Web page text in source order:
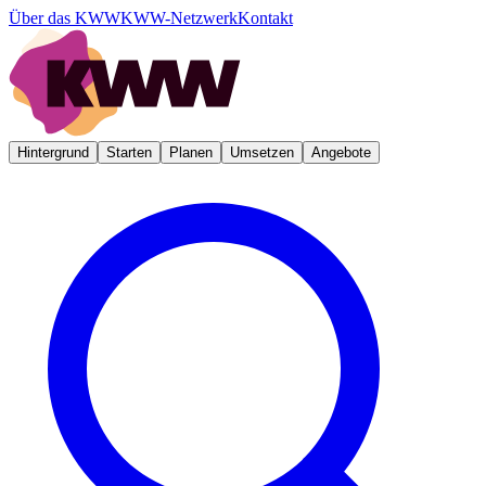
Über das KWWKWW-NetzwerkKontakt
Hintergrund Starten Planen Umsetzen Angebote